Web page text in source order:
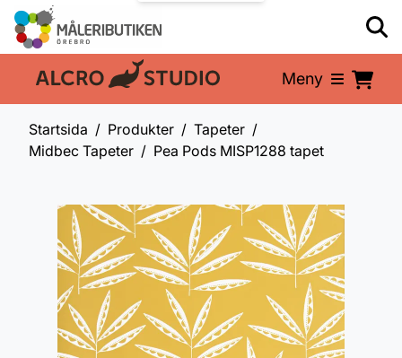
En del av: Meny
Startsida Produkter
Tapeter
Midbec Tapeter
Pea Pods MISP1288 tapet